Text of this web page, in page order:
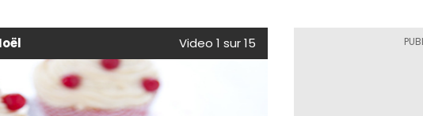
Video 1 sur 15